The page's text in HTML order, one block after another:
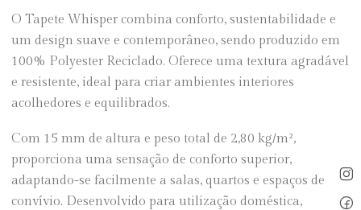
O Tapete Whisper combina conforto, sustentabilidade e
um design suave e contemporâneo, sendo produzido em
100% Polyester Reciclado. Oferece uma textura agradável
e resistente, ideal para criar ambientes interiores
acolhedores e equilibrados.
Com 15 mm de altura e peso total de 2,80 kg/m²,
proporciona uma sensação de conforto superior,
adaptando-se facilmente a salas, quartos e espaços de
convívio. Desenvolvido para utilização doméstica,